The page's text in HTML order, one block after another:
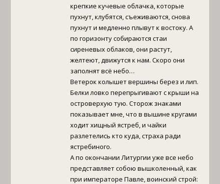
крепкие кучевые облачка, которые
пухнут, клубятся, съеживаются, снова
пухнут и медленно плывут к востоку. А
по горизонту собираются стаи
сиреневых облаков, они растут,
желтеют, движутся к нам. Скоро они
заполнят всё небо…
Ветерок колышет вершины берез и лип.
Белки ловко перепрыгивают с крыши на
островерхую тую. Сторож знаками
показывает мне, что в вышине кругами
ходит хищный ястреб, и чайки
разлетелись кто куда, страха ради
ястребиного.
А по окончании Литургии уже все небо
представляет собою вышколенный, как
при императоре Павле, воинский строй: